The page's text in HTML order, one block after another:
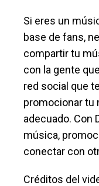
Si eres un
base de fans,
compartir tu
con la gente
red social que
promocionar tu
adecuado. Con
música,
conectar con
Créditos del